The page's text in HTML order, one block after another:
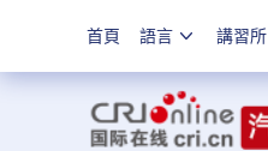
首頁 語言 講習所